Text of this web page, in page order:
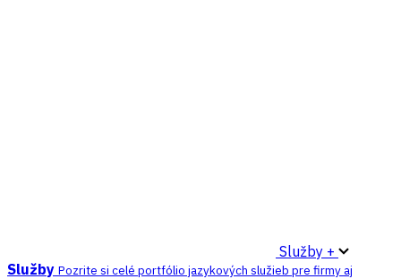
Služby +
Služby Pozrite si celé portfólio jazykových služieb pre firmy aj